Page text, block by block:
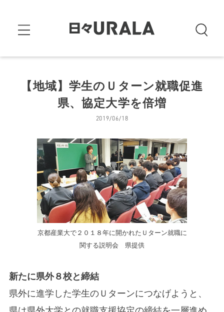
【地域】学生のＵターン就職促進
県、協定大学を倍増
2019/06/18
京都産業大で２０１８年に開かれたＵターン就職に
関する説明会 県提供
新たに県外８校と締結
県外に進学した学生のＵターンにつなげようと、